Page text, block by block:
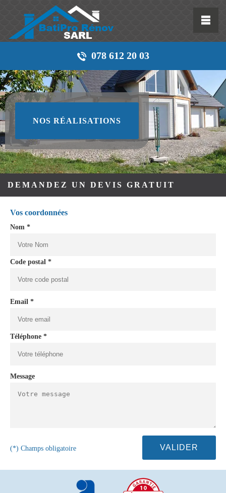
078 612 20 03
NOS RÉALISATIONS
DEMANDEZ UN DEVIS GRATUIT
Vos coordonnées
Nom *
Code postal *
Email *
Téléphone *
Message
(*) Champs obligatoire